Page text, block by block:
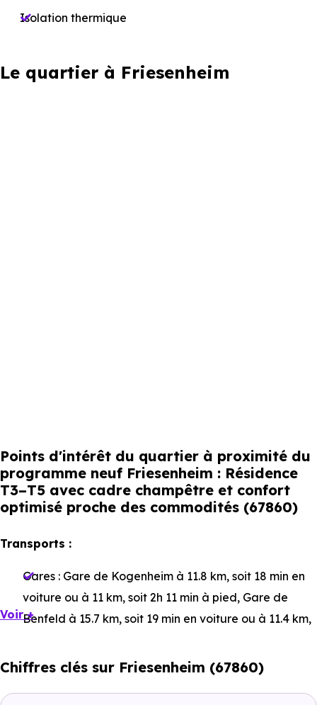
Isolation thermique
Le quartier à Friesenheim
Points d'intérêt du quartier à proximité du
programme neuf Friesenheim : Résidence
T3–T5 avec cadre champêtre et confort
optimisé proche des commodités (67860)
Transports :
Gares : Gare de Kogenheim à 11.8 km, soit 18 min en
voiture ou à 11 km, soit 2h 11 min à pied, Gare de
Benfeld à 15.7 km, soit 19 min en voiture ou à 11.4 km,
23 min en voiture ou à 14.6 km, soit 2h 55 min à pied
Voir +
Chiffres clés sur Friesenheim (67860)